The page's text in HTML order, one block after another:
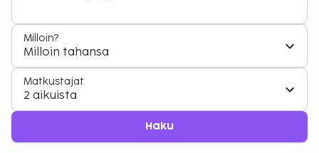
Milloin?
Milloin tahansa
Matkustajat
2 aikuista
Haku